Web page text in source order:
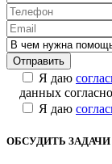
Я даю
данных согласно
Я даю
ОБСУДИТЬ ЗАДАЧИ